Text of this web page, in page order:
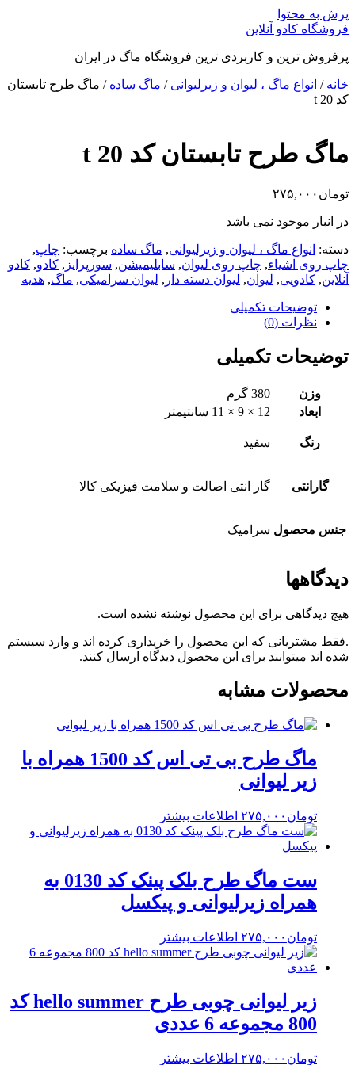
پرش به محتوا
فروشگاه کادو آنلاین
پرفروش ترین و کاربردی ترین فروشگاه ماگ در ایران
خانه / انواع ماگ ، لیوان و زیرلیوانی / ماگ ساده / ماگ طرح تابستان
کد t 20
ماگ طرح تابستان کد t 20
تومان ۲۷۵,۰۰۰
در انبار موجود نمی باشد
دسته: انواع ماگ ، لیوان و زیرلیوانی, ماگ ساده برچسب: چاپ,
چاپ روی اشیاء, چاپ روی لیوان, سابلیمیشن, سورپرایز , کادو, کادو
آنلاین, کادویی, لیوان, لیوان دسته دار , لیوان سرامیکی, ماگ, هدیه
توضیحات تکمیلی
نظرات (0)
توضیحات تکمیلی
وزن
380 گرم
ابعاد
12 × 9 × 11 سانتیمتر
رنگ سفید
گارانتی گار انتی اصالت و سلامت فیزیکی کالا
جنس محصول سرامیک
دیدگاهها
هیچ دیدگاهی برای این محصول نوشته نشده است.
.فقط مشتریانی که این محصول را خریداری کرده اند و وارد سیستم
شده اند میتوانند برای این محصول دیدگاه ارسال کنند.
محصولات مشابه
ماگ طرح بی تی اس کد 1500 همراه با
زیر لیوانی
تومان ۲۷۵,۰۰۰ اطلاعات بیشتر
ست ماگ طرح بلک پینک کد 0130 به
همراه زیرلیوانی و پیکسل
تومان ۲۷۵,۰۰۰ اطلاعات بیشتر
زیر لیوانی چوبی طرح hello summer کد
800 مجموعه 6 عددی
تومان ۲۷۵,۰۰۰ اطلاعات بیشتر